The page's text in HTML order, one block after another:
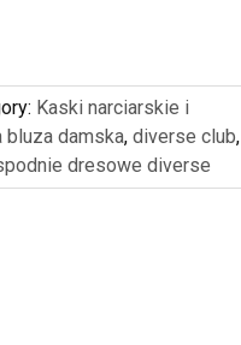
Kaski narciarskie i
bluza damska,diverse club,
dresowe diverse